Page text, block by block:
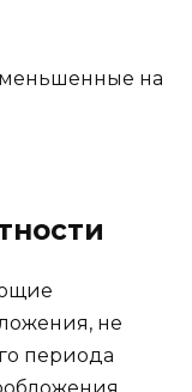
на
не
периода